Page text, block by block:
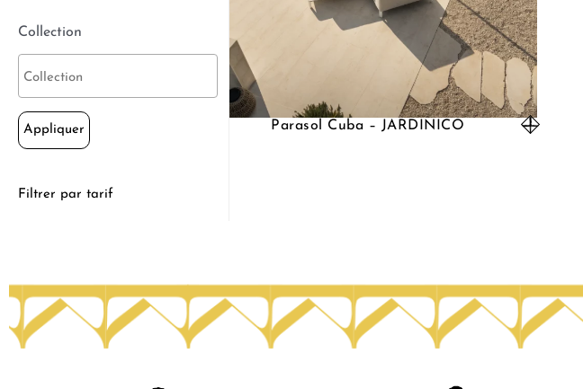
Collection
Appliquer
Filtrer par tarif
Parasol Cuba – JARDINICO